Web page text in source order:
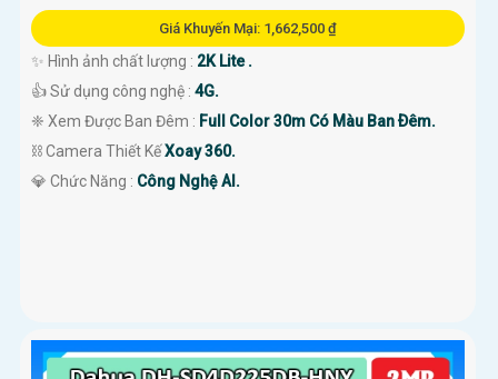
Giá Khuyến Mại: 1,662,500 ₫
✨ Hình ảnh chất lượng : 2K Lite .
👍 Sử dụng công nghệ : 4G.
❈ Xem Được Ban Đêm : Full Color 30m Có Màu Ban Ðêm.
⛓ Camera Thiết KếXoay 360.
️💎 Chức Năng : Công Nghệ AI.